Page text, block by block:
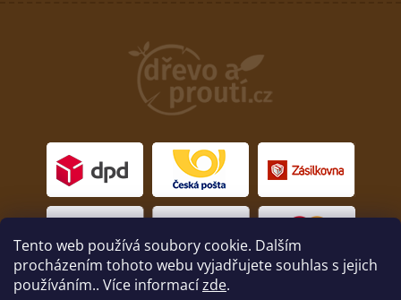
Tento web používá soubory cookie. Dalším
procházením tohoto webu vyjadřujete souhlas s jejich
používáním.. Více informacízde.